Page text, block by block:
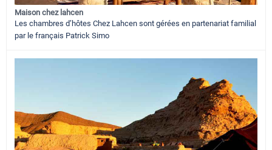
Maison chez lahcen
Les chambres d’hôtes Chez Lahcen sont gérées en partenariat familial
par le français Patrick Simo